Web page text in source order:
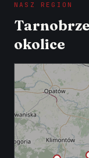
NASZ REGION
okolice